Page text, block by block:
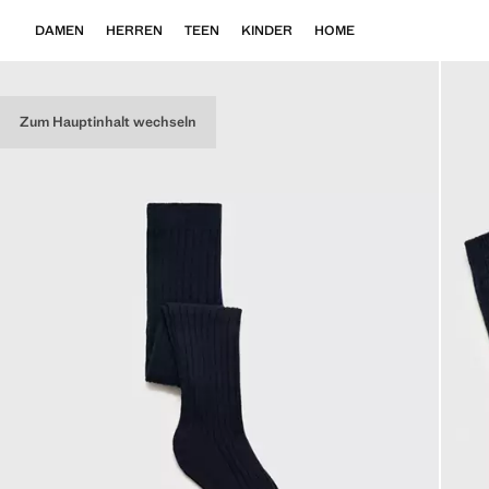
Zum Hauptinhalt wechseln
DAMEN HERREN TEEN KINDER HOME